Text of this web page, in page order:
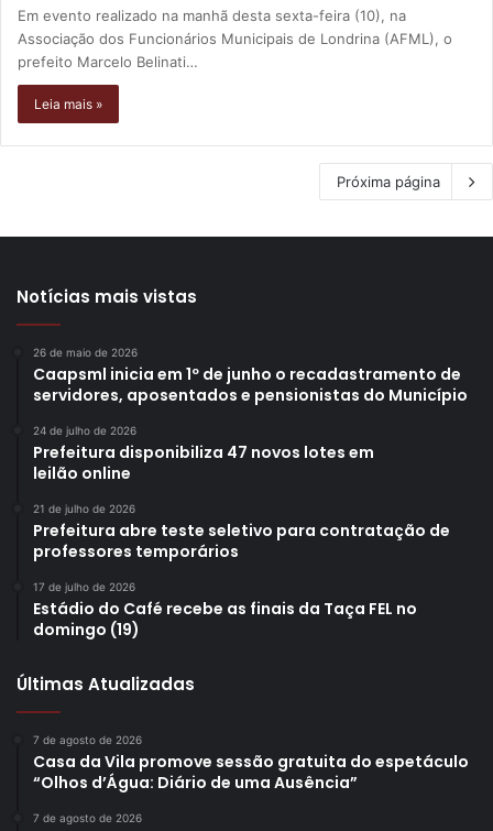
Em evento realizado na manhã desta sexta-feira (10), na
Associação dos Funcionários Municipais de Londrina (AFML), o
prefeito Marcelo Belinati…
Leia mais »
Próxima página
Notícias mais vistas
26 de maio de 2026
Caapsml inicia em 1º de junho o recadastramento de
servidores, aposentados e pensionistas do Município
24 de julho de 2026
Prefeitura disponibiliza 47 novos lotes em
leilão online
21 de julho de 2026
Prefeitura abre teste seletivo para contratação de
professores temporários
17 de julho de 2026
Estádio do Café recebe as finais da Taça FEL no
domingo (19)
Últimas Atualizadas
7 de agosto de 2026
Casa da Vila promove sessão gratuita do espetáculo
“Olhos d’Água: Diário de uma Ausência”
7 de agosto de 2026